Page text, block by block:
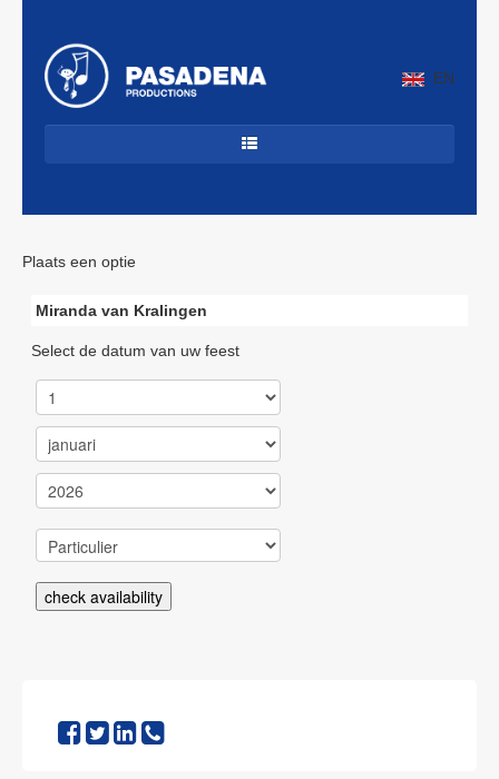
EN
JAZZ & LATIN
CUBAANS
BEKENDE ARTIESTEN
PROFIEL
CONTACT
Plaats een optie
Miranda van Kralingen
Select de datum van uw feest
check availability